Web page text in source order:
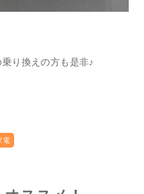
り換えの方も是非♪
電